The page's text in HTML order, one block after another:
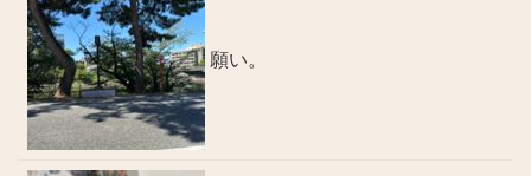
願い。